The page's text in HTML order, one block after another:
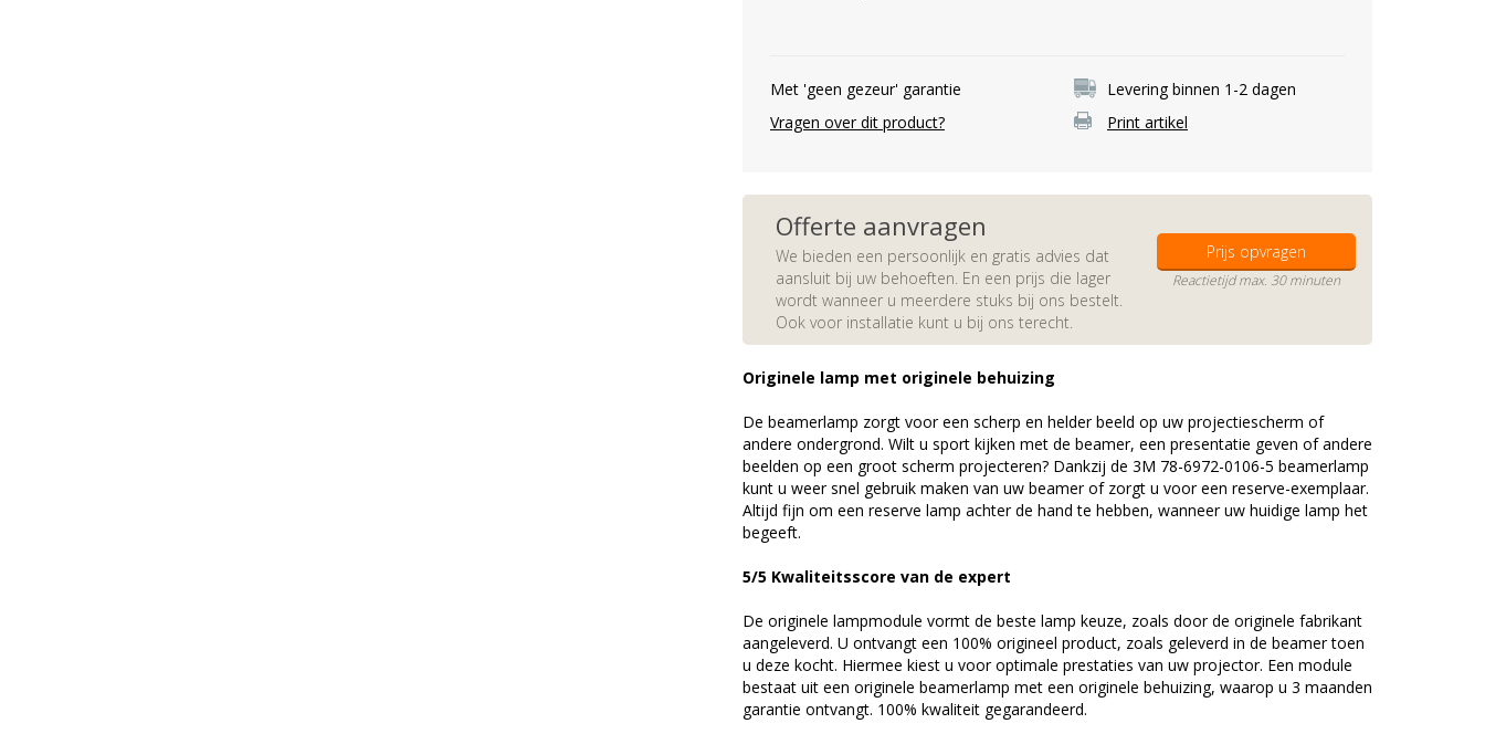
Met 'geen gezeur' garantie
Levering binnen 1-2 dagen
Vragen over dit product?
Print artikel
Offerte aanvragen
We bieden een persoonlijk en gratis advies dat
aansluit bij uw behoeften. En een prijs die lager
wordt wanneer u meerdere stuks bij ons bestelt.
Ook voor installatie kunt u bij ons terecht.
Prijs opvragen
Reactietijd max. 30 minuten
Originele lamp met originele behuizing
De beamerlamp zorgt voor een scherp en helder beeld op uw projectiescherm of
andere ondergrond. Wilt u sport kijken met de beamer, een presentatie geven of andere
beelden op een groot scherm projecteren? Dankzij de 3M 78-6972-0106-5 beamerlamp
kunt u weer snel gebruik maken van uw beamer of zorgt u voor een reserve-exemplaar.
Altijd fijn om een reserve lamp achter de hand te hebben, wanneer uw huidige lamp het
begeeft.
5/5 Kwaliteitsscore van de expert
De originele lampmodule vormt de beste lamp keuze, zoals door de originele fabrikant
aangeleverd. U ontvangt een 100% origineel product, zoals geleverd in de beamer toen
u deze kocht. Hiermee kiest u voor optimale prestaties van uw projector. Een module
bestaat uit een originele beamerlamp met een originele behuizing, waarop u 3 maanden
garantie ontvangt. 100% kwaliteit gegarandeerd.